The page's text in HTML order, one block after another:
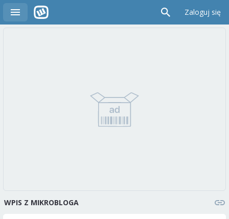
Zaloguj się
WPIS Z MIKROBLOGA